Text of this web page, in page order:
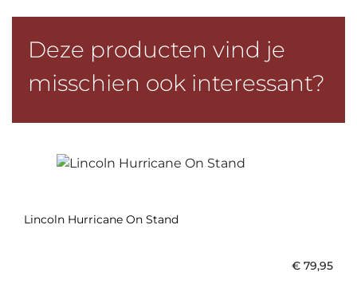
Deze producten vind je
misschien ook interessant?
Lincoln Hurricane On Stand
€ 79,95